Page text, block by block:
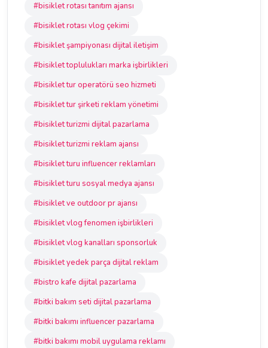
#bisiklet rotası tanıtım ajansı
#bisiklet rotası vlog çekimi
#bisiklet şampiyonası dijital iletişim
#bisiklet toplulukları marka işbirlikleri
#bisiklet tur operatörü seo hizmeti
#bisiklet tur şirketi reklam yönetimi
#bisiklet turizmi dijital pazarlama
#bisiklet turizmi reklam ajansı
#bisiklet turu influencer reklamları
#bisiklet turu sosyal medya ajansı
#bisiklet ve outdoor pr ajansı
#bisiklet vlog fenomen işbirlikleri
#bisiklet vlog kanalları sponsorluk
#bisiklet yedek parça dijital reklam
#bistro kafe dijital pazarlama
#bitki bakım seti dijital pazarlama
#bitki bakımı influencer pazarlama
#bitki bakımı mobil uygulama reklamı